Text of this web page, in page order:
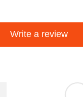
Write a review